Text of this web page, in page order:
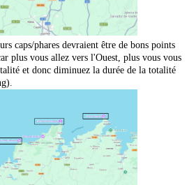
caps/phares devraient être de bons points
plus vous allez vers l'Ouest, plus vous vous
et donc diminuez la durée de la totalité